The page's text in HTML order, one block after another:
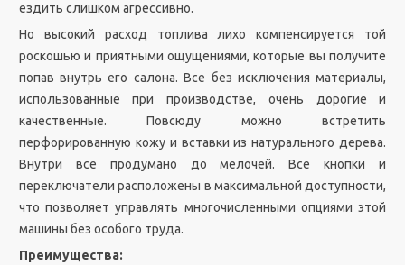
ездить слишком агрессивно.
Но высокий расход топлива лихо компенсируется той
роскошью и приятными ощущениями, которые вы получите
попав внутрь его салона. Все без исключения материалы,
использованные при производстве, очень дорогие и
качественные. Повсюду можно встретить
перфорированную кожу и вставки из натурального дерева.
Внутри все продумано до мелочей. Все кнопки и
переключатели расположены в максимальной доступности,
что позволяет управлять многочисленными опциями этой
машины без особого труда.
Преимущества: